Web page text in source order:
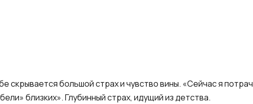
скрывается большой страх и чувство вины. «Сейчас я
близких». Глубинный страх, идущий из детства.